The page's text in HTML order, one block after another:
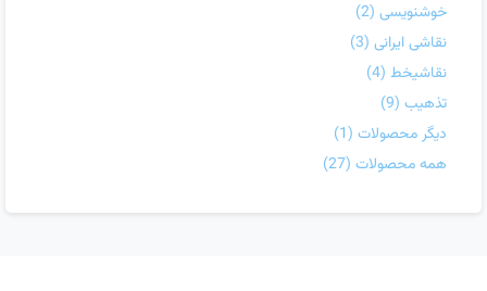
خوشنویسی (2)
نقاشی ایرانی (3)
نقاشیخط (4)
تذهیب (9)
دیگر محصولات (1)
همه محصولات (27)